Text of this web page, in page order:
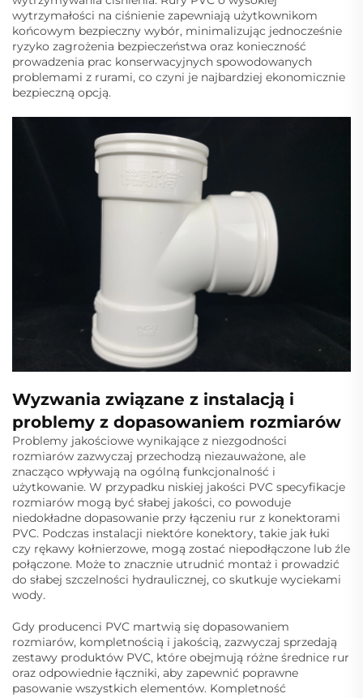
wytrzymałości na ciśnienie zapewniają użytkownikom
końcowym bezpieczny wybór, minimalizując jednocześnie
ryzyko zagrożenia bezpieczeństwa oraz konieczność
prowadzenia prac konserwacyjnych spowodowanych
problemami z rurami, co czyni je najbardziej ekonomicznie
bezpieczną opcją.
Wyzwania związane z instalacją i
problemy z dopasowaniem rozmiarów
Problemy jakościowe wynikające z niezgodności
rozmiarów zazwyczaj przechodzą niezauważone, ale
znacząco wpływają na ogólną funkcjonalność i
użytkowanie. W przypadku niskiej jakości PVC specyfikacje
rozmiarów mogą być słabej jakości, co powoduje
niedokładne dopasowanie przy łączeniu rur z konektorami
PVC. Podczas instalacji niektóre konektory, takie jak łuki
czy rękawy kołnierzowe, mogą zostać niepodłączone lub źle
połączone. Może to znacznie utrudnić montaż i prowadzić
do słabej szczelności hydraulicznej, co skutkuje wyciekami
wody.
Gdy producenci PVC martwią się dopasowaniem
rozmiarów, kompletnością i jakością, zazwyczaj sprzedają
zestawy produktów PVC, które obejmują różne średnice rur
oraz odpowiednie łączniki, aby zapewnić poprawne
pasowanie wszystkich elementów. Kompletność